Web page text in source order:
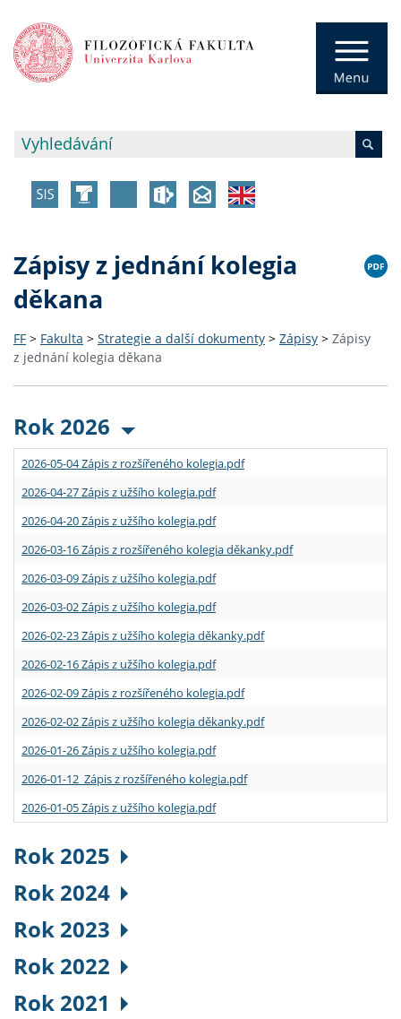
Zápisy z jednání kolegia
děkana
FF > Fakulta > Strategie a další dokumenty > Zápisy > Zápisy
z jednání kolegia děkana
Rok 2026
2026-05-04 Zápis z rozšířeného kolegia.pdf
2026-04-27 Zápis z užšího kolegia.pdf
2026-04-20 Zápis z užšího kolegia.pdf
2026-03-16 Zápis z rozšířeného kolegia děkanky.pdf
2026-03-09 Zápis z užšího kolegia.pdf
2026-03-02 Zápis z užšího kolegia.pdf
2026-02-23 Zápis z užšího kolegia děkanky.pdf
2026-02-16 Zápis z užšího kolegia.pdf
2026-02-09 Zápis z rozšířeného kolegia.pdf
2026-02-02 Zápis z užšího kolegia děkanky.pdf
2026-01-26 Zápis z užšího kolegia.pdf
2026-01-12 Zápis z rozšířeného kolegia.pdf
2026-01-05 Zápis z užšího kolegia.pdf
Rok 2025
Rok 2024
Rok 2023
Rok 2022
Rok 2021